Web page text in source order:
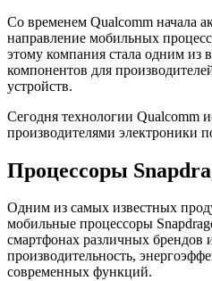
Со временем Qualcomm начала
направление мобильных
этому компания стала одним из
компонентов для
устройств.
Сегодня технологии Qualcomm
производителями электроники
Процессоры
Одним из самых известных
мобильные процессоры
смартфонах различных брендов
производительность,
современных функций.